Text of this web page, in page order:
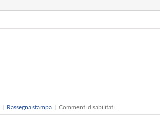
| Rassegna stampa | Commenti disabilitatisu
Marche